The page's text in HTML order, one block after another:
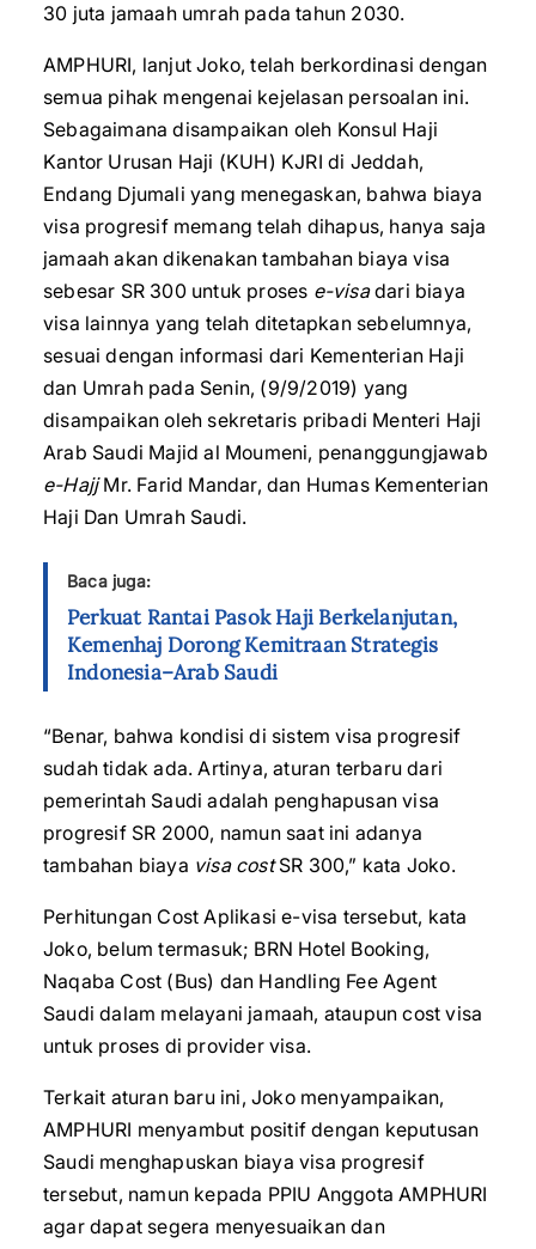
30 juta jamaah umrah pada tahun 2030.
AMPHURI, lanjut Joko, telah berkordinasi dengan
semua pihak mengenai kejelasan persoalan ini.
Sebagaimana disampaikan oleh Konsul Haji
Kantor Urusan Haji (KUH) KJRI di Jeddah,
Endang Djumali yang menegaskan, bahwa biaya
visa progresif memang telah dihapus, hanya saja
jamaah akan dikenakan tambahan biaya visa
sebesar SR 300 untuk proses e-visadari biaya
visa lainnya yang telah ditetapkan sebelumnya,
sesuai dengan informasi dari Kementerian Haji
dan Umrah pada Senin, (9/9/2019) yang
disampaikan oleh sekretaris pribadi Menteri Haji
Arab Saudi Majid al Moumeni, penanggungjawab
e-HajjMr. Farid Mandar, dan Humas Kementerian
Haji Dan Umrah Saudi.
Baca juga:
Perkuat Rantai Pasok Haji Berkelanjutan,
Kemenhaj Dorong Kemitraan Strategis
Indonesia–Arab Saudi
“Benar, bahwa kondisi di sistem visa progresif
sudah tidak ada. Artinya, aturan terbaru dari
pemerintah Saudi adalah penghapusan visa
progresif SR 2000, namun saat ini adanya
tambahan biaya visa costSR 300,” kata Joko.
Perhitungan Cost Aplikasi e-visa tersebut, kata
Joko, belum termasuk; BRN Hotel Booking,
Naqaba Cost (Bus) dan Handling Fee Agent
Saudi dalam melayani jamaah, ataupun cost visa
untuk proses di provider visa.
Terkait aturan baru ini, Joko menyampaikan,
AMPHURI menyambut positif dengan keputusan
Saudi menghapuskan biaya visa progresif
tersebut, namun kepada PPIU Anggota AMPHURI
agar dapat segera menyesuaikan dan